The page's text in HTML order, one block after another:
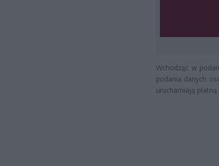
Wchodząc w
podania danych
uruchamiają